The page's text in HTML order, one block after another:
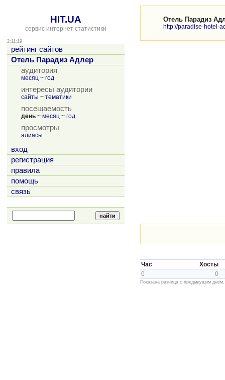
HIT.UA
сервис интернет статистики
2:11:19
рейтинг сайтов
Отель Парадиз Адлер
аудитория
месяц ~ год
интересы аудитории
сайты ~ тематики
посещаемость
день ~ месяц ~ год
просмотры
алиасы
вход
регистрация
правила
помощь
связь
Отель Парадиз
http://paradise-hotel-
Час
Хосты
0
0
Показана разница с предыдущим днем.